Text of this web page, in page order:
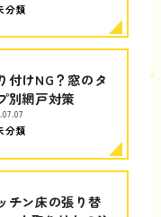
分類
付けNG？窓のタ
別網戸対策
分類
チン床の張り替